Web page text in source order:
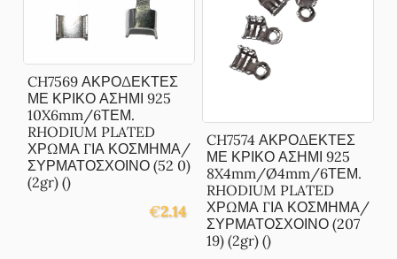
CH7569 ΑΚΡΟΔΕΚΤΕΣ
ΜΕ ΚΡΙΚΟ ΑΣΗΜΙ 925
10X6mm/6ΤΕΜ.
RHODIUM PLATED
ΧΡΩΜΑ ΓΙΑ ΚΟΣΜΗΜΑ/
ΣΥΡΜΑΤΟΣΧΟΙΝΟ (52 0)
(2gr) ()
€2.14
CH7574 ΑΚΡΟΔΕΚΤΕΣ
ΜΕ ΚΡΙΚΟ ΑΣΗΜΙ 925
8X4mm/Ø4mm/6ΤΕΜ.
RHODIUM PLATED
ΧΡΩΜΑ ΓΙΑ ΚΟΣΜΗΜΑ/
ΣΥΡΜΑΤΟΣΧΟΙΝΟ (207
19) (2gr) ()